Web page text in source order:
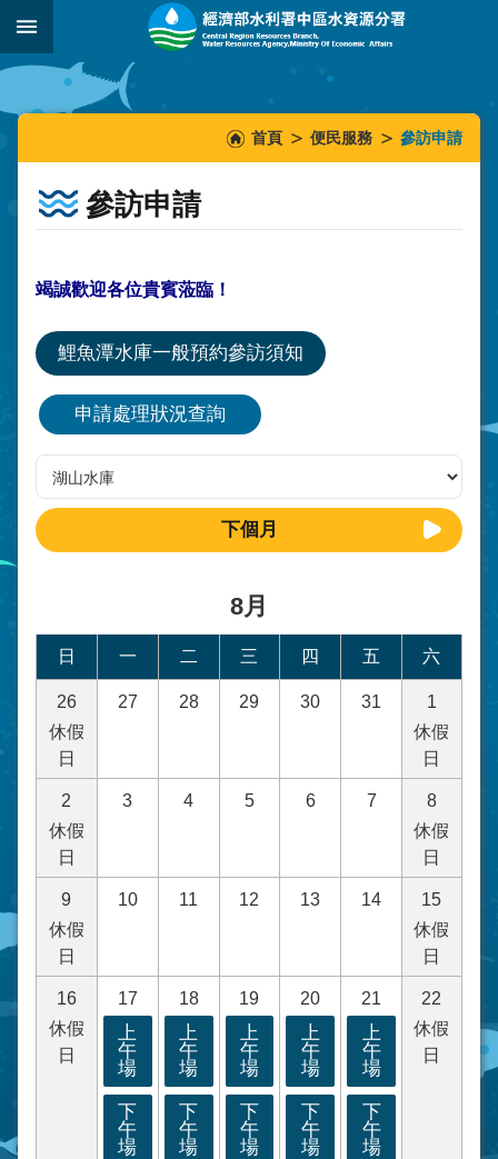
跳到主要內容區塊
:::
_
::::::
首頁 便民服務 參訪申請
參訪申請
竭誠歡迎各位貴賓蒞臨！
鯉魚潭水庫一般預約參訪須知
申請處理狀況查詢
下個月
8月
日 一 二 三 四 五 六
26
休假
日
27 28 29 30 31
1
休假
日
2
休假
日
3 4 5 6 7
8
休假
日
9
休假
日
10 11 12 13 14
15
休假
日
16
休假
日
17
上
午
場
下
午
場
18
上
午
場
下
午
場
19
上
午
場
下
午
場
20
上
午
場
下
午
場
21
上
午
場
下
午
場
22
休假
日